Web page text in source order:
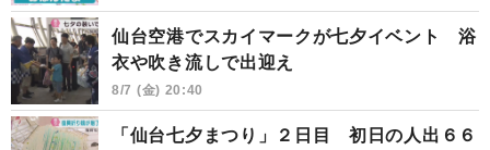
仙台空港でスカイマークが七夕イベント 浴
衣や吹き流しで出迎え
8/7 (金) 20:40
「仙台七夕まつり」２日目 初日の人出６６